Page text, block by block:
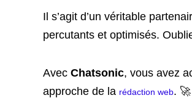
Il s’agit d’un véritable
percutants et optimisés.
AvecChatsonic, vous avez
approche de la rédaction web. 🚀